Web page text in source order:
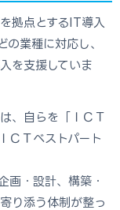
拠点とするIT導入
の業種に対応し、
を支援していま
、⾃らを「ＩＣＴ
ＣＴベストパート
画・設計、構築・
り添う体制が整っ